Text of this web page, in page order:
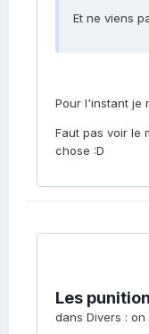
Et ne viens
Pour l'instant je
Faut pas voir le
chose :D
Les
dans Divers :